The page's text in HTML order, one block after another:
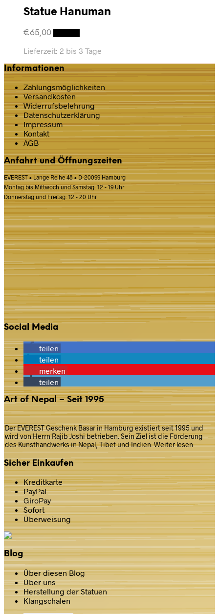
Statue Hanuman
€65,00
Lieferzeit: 2 bis 3 Tage
Informationen
Zahlungsmöglichkeiten
Versandkosten
Widerrufsbelehrung
Datenschutz­erklärung
Impressum
Kontakt
AGB
Anfahrt und Öffnungszeiten
EVEREST • Lange Reihe 48 • D-20099 Hamburg
Montag bis Mittwoch und Samstag: 12 - 19 Uhr
Donnerstag und Freitag: 12 - 20 Uhr
Social Media
teilen
teilen
merken
teilen
Art of Nepal – Seit 1995
Der EVEREST Geschenk Basar in Hamburg existiert seit 1995 und
wird von Herrn Rajib Joshi betrieben. Sein Ziel ist die Förderung
des Kunsthandwerks in Nepal, Tibet und Indien.Weiter lesen
Sicher Einkaufen
Kreditkarte
PayPal
GiroPay
Sofort
Überweisung
Blog
Über diesen Blog
Über uns
Herstellung der Statuen
Klangschalen